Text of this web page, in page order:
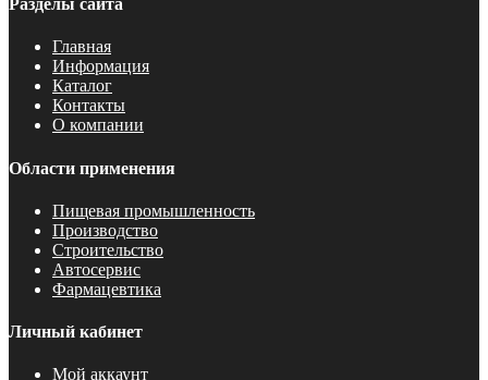
Разделы сайта
Главная
Информация
Каталог
Контакты
О компании
Области применения
Пищевая промышленность
Производство
Строительство
Автосервис
Фармацевтика
Личный кабинет
Мой аккаунт